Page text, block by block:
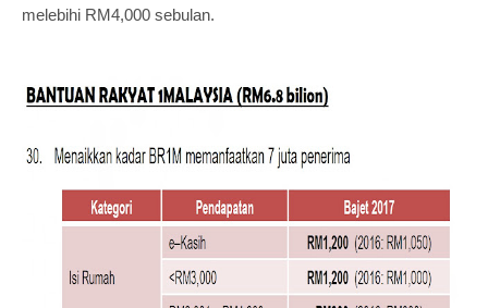
melebihi RM4,000 sebulan.